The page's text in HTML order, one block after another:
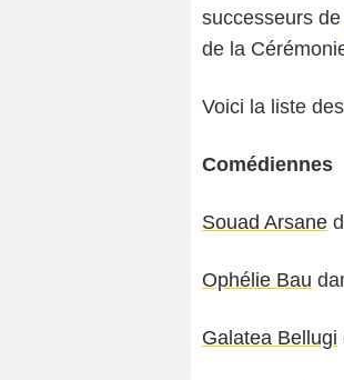
successeurs de
de la
Voici la liste
Comédiennes
Souad Arsane
Ophélie Bau
Galatea Bellugi